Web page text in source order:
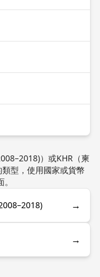
）或KHR（柬
型，使用國家或貨幣
→
→